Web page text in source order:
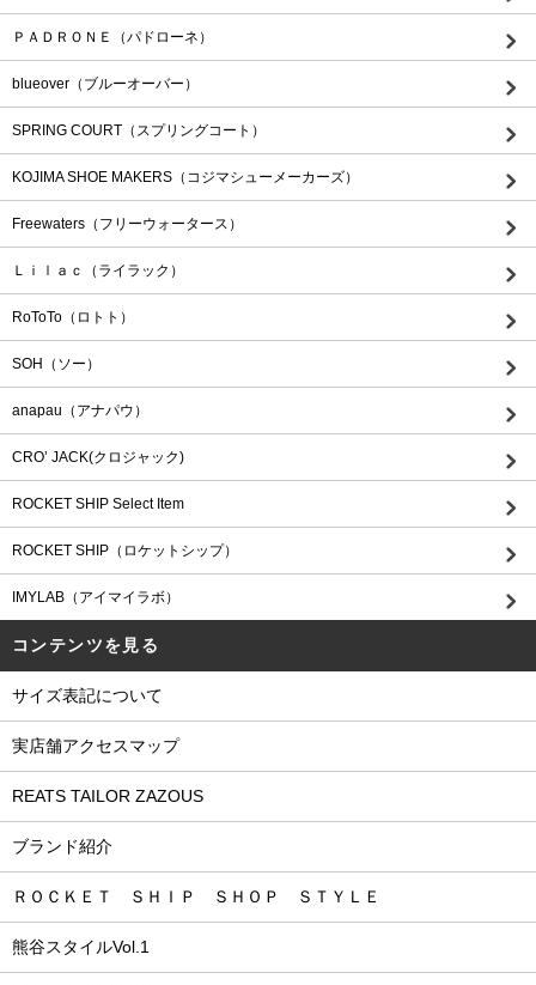
ＰＡＤＲＯＮＥ（パドローネ）
blueover（ブルーオーバー）
SPRING COURT（スプリングコート）
KOJIMA SHOE MAKERS（コジマシューメーカーズ）
Freewaters（フリーウォータース）
Ｌｉｌａｃ（ライラック）
RoToTo（ロトト）
SOH（ソー）
anapau（アナパウ）
CRO’ JACK(クロジャック)
ROCKET SHIP Select Item
ROCKET SHIP（ロケットシップ）
IMYLAB（アイマイラボ）
コンテンツを見る
サイズ表記について
実店舗アクセスマップ
REATS TAILOR ZAZOUS
ブランド紹介
ＲＯＣＫＥＴ ＳＨＩＰ ＳＨＯＰ ＳＴＹＬＥ
熊谷スタイルVol.1